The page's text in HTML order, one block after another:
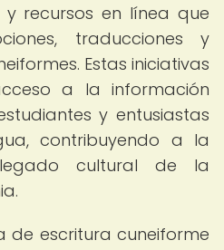
recursos en línea que
traducciones y
Estas iniciativas
a la información
y entusiastas
contribuyendo a la
cultural de la
de escritura cuneiforme